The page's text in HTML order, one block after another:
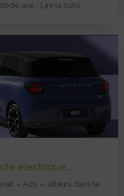
aux... Lire la suite
électrique...
« A05 », ailleurs dans le